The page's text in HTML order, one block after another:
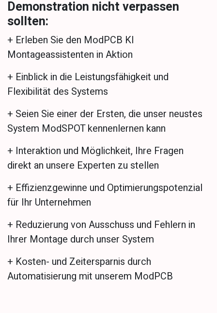
Demonstration nicht verpassen
sollten:
+ Erleben Sie den ModPCB KI
Montageassistenten in Aktion
+ Einblick in die Leistungsfähigkeit und
Flexibilität des Systems
+ Seien Sie einer der Ersten, die unser neustes
System ModSPOT kennenlernen kann
+ Interaktion und Möglichkeit, Ihre Fragen
direkt an unsere Experten zu stellen
+ Effizienzgewinne und Optimierungspotenzial
für Ihr Unternehmen
+ Reduzierung von Ausschuss und Fehlern in
Ihrer Montage durch unser System
+ Kosten- und Zeitersparnis durch
Automatisierung mit unserem ModPCB